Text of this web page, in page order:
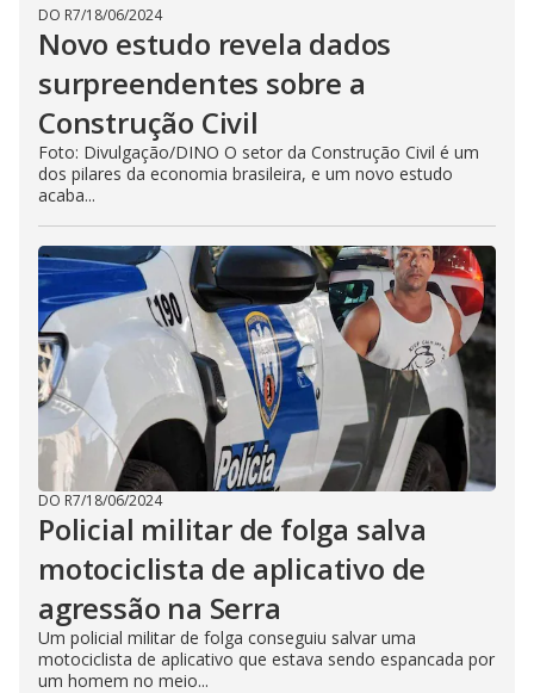
DO R7/18/06/2024
Novo estudo revela dados
surpreendentes sobre a
Construção Civil
Foto: Divulgação/DINO O setor da Construção Civil é um
dos pilares da economia brasileira, e um novo estudo
acaba...
DO R7/18/06/2024
Policial militar de folga salva
motociclista de aplicativo de
agressão na Serra
Um policial militar de folga conseguiu salvar uma
motociclista de aplicativo que estava sendo espancada por
um homem no meio...